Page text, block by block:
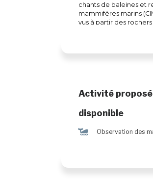
chants de baleines et
mammifères marins
vus à partir des
Activité
disponible
% Observation des